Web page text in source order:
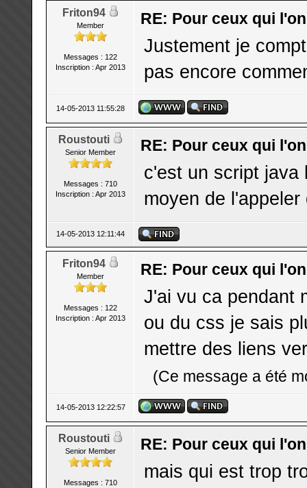
Friton94
Member
Messages : 122
Inscription : Apr 2013
RE: Pour ceux qui
Justement je
pas encore
14-05-2013 11:55:28
Roustouti
Senior Member
Messages : 710
Inscription : Apr 2013
RE: Pour ceux qui
c'est un script java
moyen de
14-05-2013 12:11:44
Friton94
Member
Messages : 122
Inscription : Apr 2013
RE: Pour ceux qui
J'ai vu ca pendant
ou du css je sais
mettre des liens
(Ce message a été
14-05-2013 12:22:57
Roustouti
Senior Member
Messages : 710
RE: Pour ceux qui
mais qui est trop